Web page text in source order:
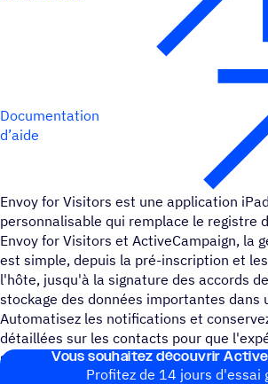
Documentation
d’aide
Envoy for Visitors est une application
personnalisable qui remplace le registre
Envoy for Visitors et ActiveCampaign, la
est simple, depuis la pré-inscription et
l'hôte, jusqu'à la signature des accords
stockage des données importantes dans
Automatisez les notifications et
détaillées sur les contacts pour que
soit la meilleure possible.
Vous souhai­tez découvrir
Profitez de 14 jours d'essai